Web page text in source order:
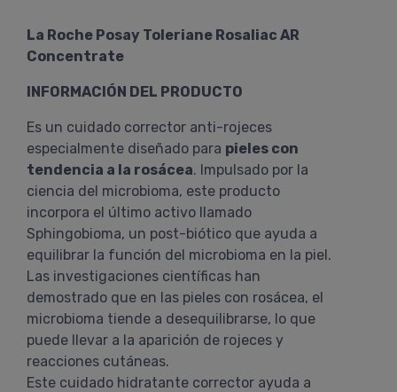
La Roche Posay Toleriane Rosaliac AR
Concentrate
INFORMACIÓN DEL PRODUCTO
Es un cuidado corrector anti-rojeces
especialmente diseñado para pieles con
tendencia a la rosácea. Impulsado por la
ciencia del microbioma, este producto
incorpora el último activo llamado
Sphingobioma, un post-biótico que ayuda a
equilibrar la función del microbioma en la piel.
Las investigaciones científicas han
demostrado que en las pieles con rosácea, el
microbioma tiende a desequilibrarse, lo que
puede llevar a la aparición de rojeces y
reacciones cutáneas.
Este cuidado hidratante corrector ayuda a